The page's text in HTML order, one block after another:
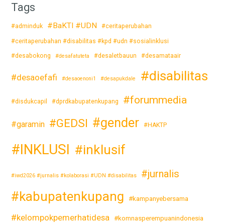
Tags
#adminduk #BaKTI #UDN #ceritaperubahan
#ceritaperubahan #disabilitas #kpd #udn #sosialinklusi
#desabokong #desafatuteta #desaletbauun #desamataair
#desaoefafi #desaoenoni1 #desapukdale #disabilitas
#disdukcapil #dprdkabupatenkupang #forummedia
#garamin #GEDSI #gender #HAKTP
#INKLUSI #inklusif
#iwd2026 #jurnalis #kolaborasi #UDN #disabilitas #jurnalis
#kabupatenkupang #kampanyebersama
#kelompokpemerhatidesa #komnasperempuanindonesia